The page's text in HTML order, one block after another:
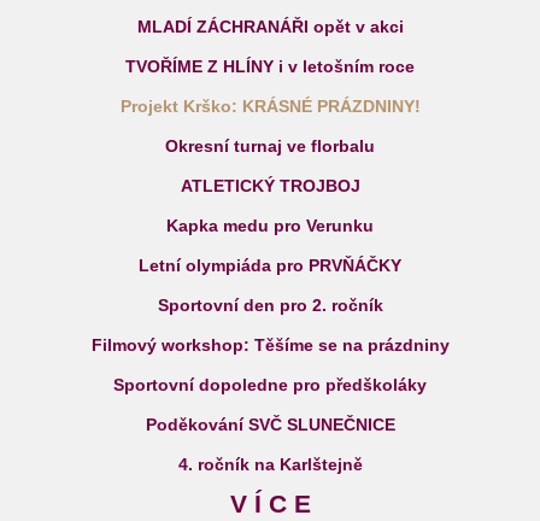
MLADÍ ZÁCHRANÁŘI opět v akci
TVOŘÍME Z HLÍNY i v letošním roce
Projekt Krško: KRÁSNÉ PRÁZDNINY!
Okresní turnaj ve florbalu
ATLETICKÝ TROJBOJ
Kapka medu pro Verunku
Letní olympiáda pro PRVŇÁČKY
Sportovní den pro 2. ročník
Filmový workshop: Těšíme se na prázdniny
Sportovní dopoledne pro předškoláky
Poděkování SVČ SLUNEČNICE
4. ročník na Karlštejně
V Í C E